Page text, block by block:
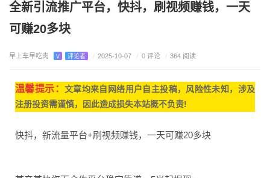
全新引流推广平台，快抖，刷视频赚钱，一天
可赚20多块
早上车早吃肉 V 评论者 / 2025-10-07 / 0 评论 / 364 阅读
温馨提示： 文章均来自网络用户自主投稿， 风险性未知，涉及
注册投资需谨慎，因此造成损失本站概不负责!
快抖，新流量平台+刷视频赚钱，一天可赚20多块